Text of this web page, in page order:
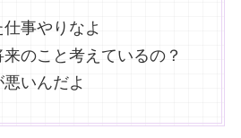
事やりなよ
来のこと考えているの？
いんだよ